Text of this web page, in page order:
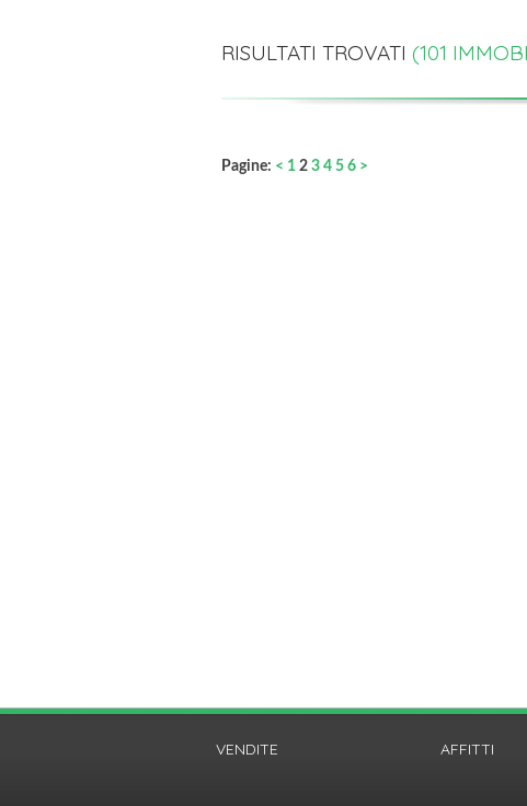
RISULTATI TROVATI (101
Pagine: < 1 2 3 4 5 6 >
VENDITE AFFITTI